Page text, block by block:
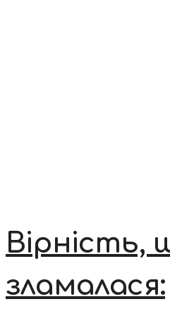
Вірність,
зламалася: